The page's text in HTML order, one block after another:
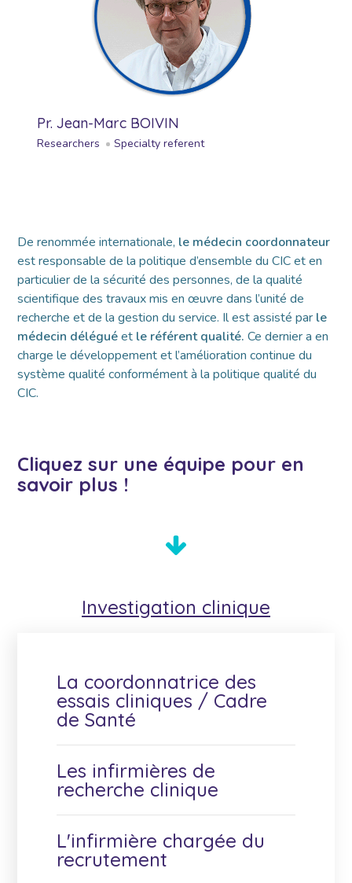
Pr. Jean-Marc BOIVIN
Researchers Specialty referent
De renommée internationale, le médecin coordonnateur
est responsable de la politique d’ensemble du CIC et en
particulier de la sécurité des personnes, de la qualité
scientifique des travaux mis en œuvre dans l’unité de
recherche et de la gestion du service. Il est assisté par le
médecin déléguéet le référent qualité.Ce dernier a en
charge le développement et l’amélioration continue du
système qualité conformément à la politique qualité du
CIC.
Cliquez sur une équipe pour en
savoir plus !
Investigation clinique
La coordonnatrice des
essais cliniques / Cadre
de Santé
Les infirmières de
recherche clinique
L'infirmière chargée du
recrutement